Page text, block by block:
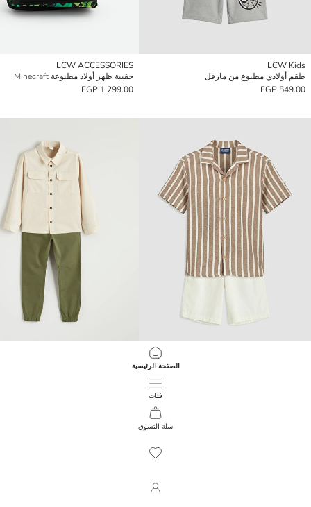
الصفحة الرئيسية
فئات
سلة التسوق
LCW Kids
طقم أولادي مطبوع من مارفل
549.00 EGP
LCW ACCESSORIES
حقيبة ظهر أولاد مطبوعة Minecraft
1,299.00 EGP
قميص وبنطلون أساسي للأولاد